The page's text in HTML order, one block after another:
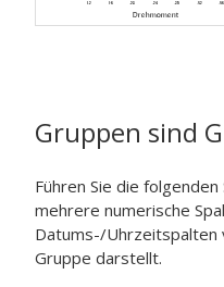
Gruppen sind
Führen Sie die
mehrere numerische
Datums-/Uhrzeitspalten
Gruppe darstellt.